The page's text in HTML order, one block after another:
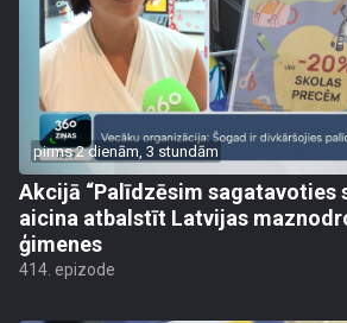
pirms 2 dienām, 3 stundām
Akcijā “Palīdzēsim sagatavoties
aicina atbalstīt Latvijas
ģimenes
414. epizode